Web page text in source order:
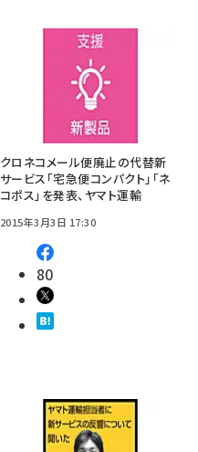
クロネコメール便廃止の代替新
サービス「宅急便コンパクト」「ネ
コポス」を発表、ヤマト運輸
2015年3月3日 17:30
80